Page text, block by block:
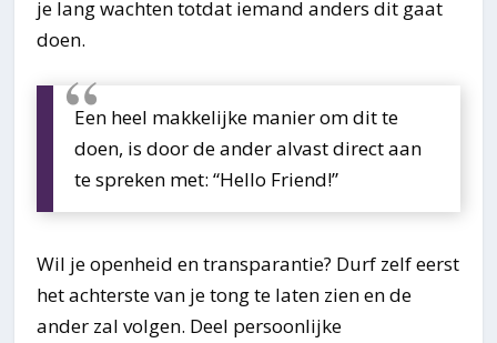
je lang wachten totdat iemand anders dit gaat
doen.
Een heel makkelijke manier om dit te
doen, is door de ander alvast direct aan
te spreken met: “Hello Friend!”
Wil je openheid en transparantie? Durf zelf eerst
het achterste van je tong te laten zien en de
ander zal volgen. Deel persoonlijke